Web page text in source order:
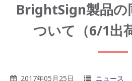
BrightSign製品の
ついて（6/1出
2017年05月25日 ニュース